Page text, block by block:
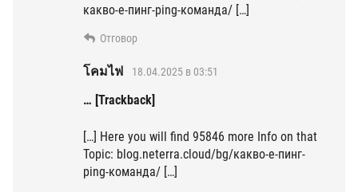
какво-е-пинг-ping-команда/ […]
Отговор
โคมไฟ 18.04.2025 в 03:51
… [Trackback]
[…] Here you will find 95846 more Info on that
Topic: blog.neterra.cloud/bg/какво-е-пинг-
ping-команда/ […]